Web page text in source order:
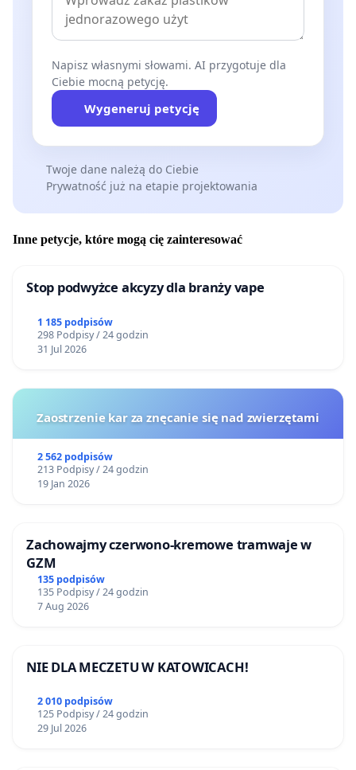
Napisz własnymi słowami. AI przygotuje dla
Ciebie mocną petycję.
Wygeneruj petycję
Twoje dane należą do Ciebie
Prywatność już na etapie projektowania
Inne petycje, które mogą cię zainteresować
Stop podwyżce akcyzy dla branży vape
1 185 podpisów
298 Podpisy / 24 godzin
31 Jul 2026
Zaostrzenie kar za znęcanie się nad zwierzętami
2 562 podpisów
213 Podpisy / 24 godzin
19 Jan 2026
Zachowajmy czerwono-kremowe tramwaje w
GZM
135 podpisów
135 Podpisy / 24 godzin
7 Aug 2026
NIE DLA MECZETU W KATOWICACH!
2 010 podpisów
125 Podpisy / 24 godzin
29 Jul 2026